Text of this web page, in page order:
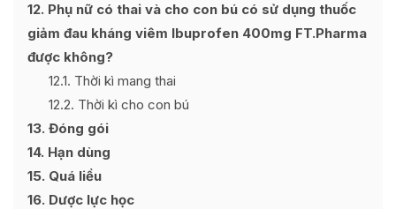
12 Phụ nữ có thai và cho con bú có sử dụng thuốc
giảm đau kháng viêm Ibuprofen 400mg FT.Pharma
được không?
12.1 Thời kì mang thai
12.2 Thời kì cho con bú
13 Đóng gói
14 Hạn dùng
15 Quá liều
16 Dược lực học